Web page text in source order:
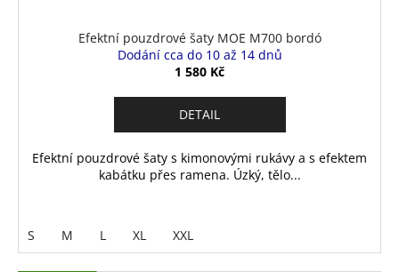
Efektní pouzdrové šaty MOE M700 bordó
Dodání cca do 10 až 14 dnů
1 580 Kč
DETAIL
Efektní pouzdrové šaty s kimonovými rukávy a s efektem
kabátku přes ramena. Úzký, tělo...
S M L XL XXL